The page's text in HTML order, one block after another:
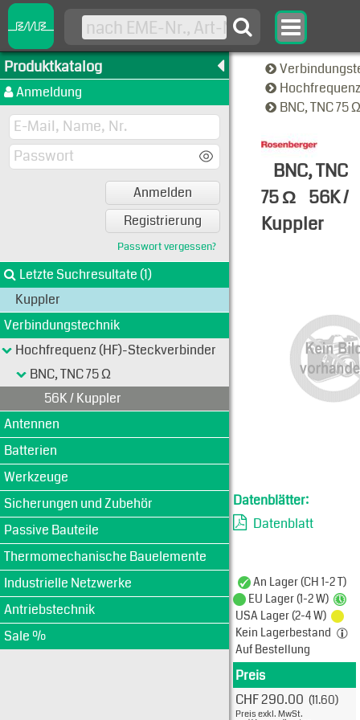
Produktkatalog
Anmeldung
Anmelden
Registrierung
Passwort vergessen?
Letzte Suchresultate (1)
Kuppler
Verbindungstechnik
Hochfrequenz (HF)-Steckverbinder
BNC, TNC 75 Ω
56K / Kuppler
Antennen
Batterien
Werkzeuge
Sicherungen und Zubehör
Passive Bauteile
Thermomechanische Bauelemente
Industrielle Netzwerke
Antriebstechnik
Sale %
BNC, TNC 75
BNC, TNC
75 Ω 56K /
Kuppler
Datenblätter:
Datenblatt
An Lager (CH 1-2 T)
EU Lager (1-2 W)
USA Lager (2-4 W)
Kein Lagerbestand
Auf Bestellung
Produkt
Preis
Typ:
CHF 290.00 (11.60)
Preis exkl. MwSt.